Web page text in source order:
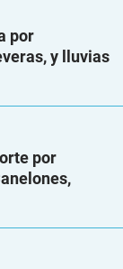
por
y lluvias
por